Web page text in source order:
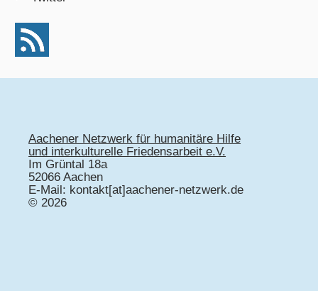
Aachener Netzwerk für humanitäre Hilfe
und interkulturelle Friedensarbeit e.V.
Im Grüntal 18a
52066 Aachen
E-Mail: kontakt[at]aachener-netzwerk.de
© 2026